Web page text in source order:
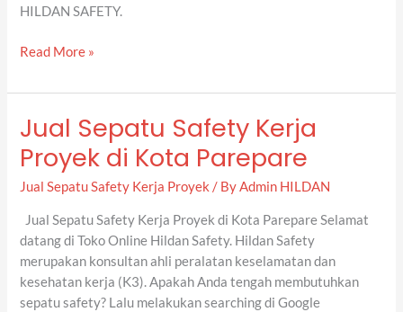
HILDAN SAFETY.
Read More »
Jual Sepatu Safety Kerja
Proyek di Kota Parepare
Jual Sepatu Safety Kerja Proyek / ByAdmin HILDAN
Jual Sepatu Safety Kerja Proyek di Kota Parepare Selamat
datang di Toko Online Hildan Safety. Hildan Safety
merupakan konsultan ahli peralatan keselamatan dan
kesehatan kerja (K3). Apakah Anda tengah membutuhkan
sepatu safety? Lalu melakukan searching di Google
Jual
Safety
Kerja
di
Kota
Parepare